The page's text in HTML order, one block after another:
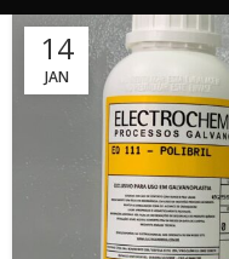
14
JAN